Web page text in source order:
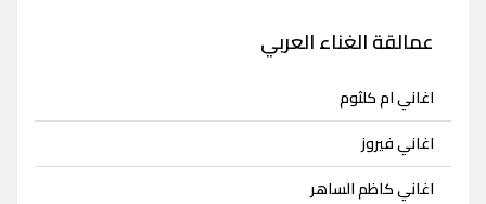
عمالقة الغناء العربي
اغاني ام كلثوم
اغاني فيروز
اغاني كاظم الساهر